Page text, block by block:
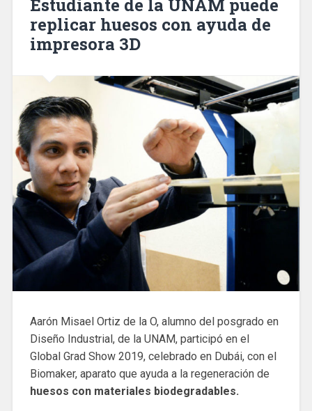
Estudiante de la UNAM puede
replicar huesos con ayuda de
impresora 3D
Aarón Misael Ortiz de la O, alumno del posgrado en
Diseño Industrial, de la UNAM, participó en el
Global Grad Show 2019, celebrado en Dubái, con el
Biomaker, aparato que ayuda a la regeneración de
huesos con materiales biodegradables.